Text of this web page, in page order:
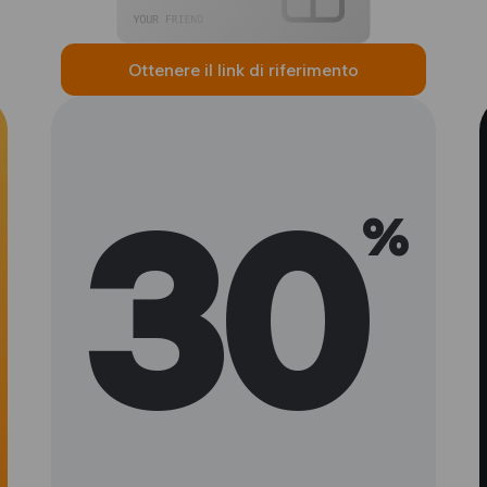
Ottenere il link di riferimento
30%